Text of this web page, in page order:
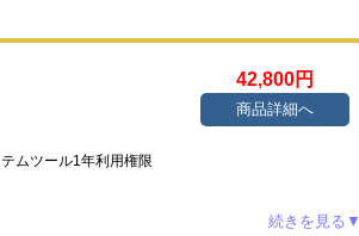
42,800円
商品詳細へ
ムツール1年利用権限
続きを見る▼